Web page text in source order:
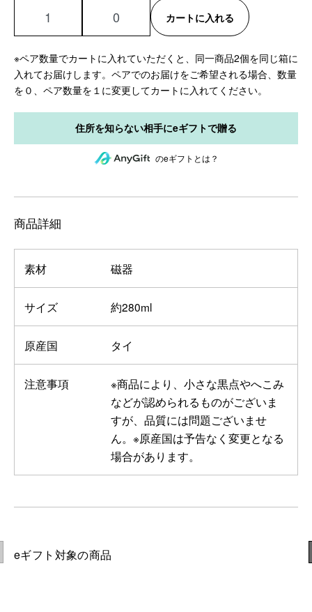
カートに入れる
※ペア数量でカートに入れていただくと、同一商品2個を同じ箱に
入れてお届けします。ペアでのお届けをご希望される場合、数量
を０、ペア数量を１に変更してカートに入れてください。
のeギフトとは？
商品詳細
素材 磁器
サイズ 約280ml
原産国 タイ
注意事項
※商品により、小さな黒点やへこみ
などが認められるものがございま
すが、品質には問題ございませ
ん。※原産国は予告なく変更となる
場合があります。
eギフト対象の商品